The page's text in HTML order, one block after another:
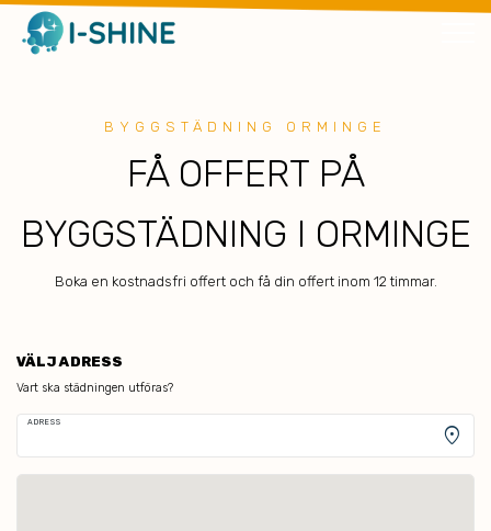
BYGGSTÄDNING ORMINGE
FÅ OFFERT PÅ
BYGGSTÄDNING I ORMINGE
Boka en kostnadsfri offert och få din offert inom 12 timmar.
VÄLJ ADRESS
Vart ska städningen utföras?
ADRESS
location_on